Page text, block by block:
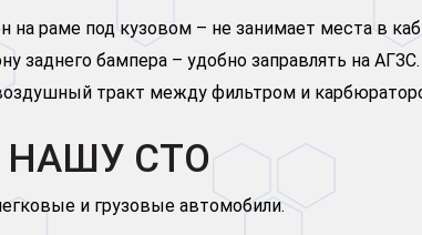
на раме под кузовом – не занимает места в
заднего бампера – удобно заправлять на АГЗС.
тракт между фильтром и
НАШУ СТО
и грузовые автомобили.